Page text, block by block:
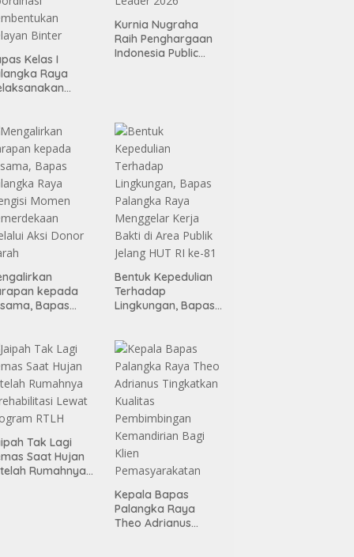
Kelas I
Raya
Binter
Kurnia Nugraha
Raih Penghargaan
Indonesia Public
kepada
Bapas
Aksi Donor
Bentuk Kepedulian
Terhadap
Lingkungan, Bapas
Bakti di Area Publik
Jelang HUT RI ke-81
Tak Lagi
Saat Hujan
Rumahnya
Kepala Bapas
Palangka Raya
Theo Adrianus